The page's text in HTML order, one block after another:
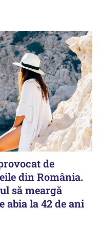
de
din România.
să meargă
abia la 42 de ani